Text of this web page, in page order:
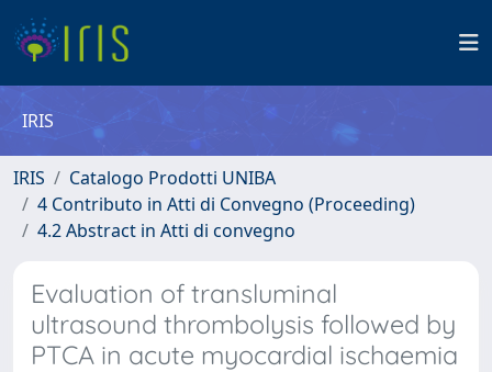
IRIS
IRIS
Catalogo Prodotti UNIBA
4 Contributo in Atti di Convegno (Proceeding)
4.2 Abstract in Atti di convegno
Evaluation of transluminal
ultrasound thrombolysis followed by
PTCA in acute myocardial ischaemia